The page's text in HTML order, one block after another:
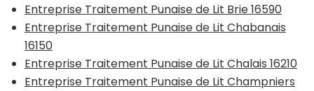
Entreprise Traitement Punaise de Lit Brie 16590
Entreprise Traitement Punaise de Lit Chabanais
16150
Entreprise Traitement Punaise de Lit Chalais 16210
Entreprise Traitement Punaise de Lit Champniers